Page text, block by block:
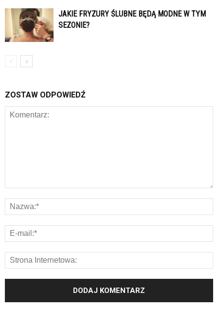
JAKIE FRYZURY ŚLUBNE BĘDĄ MODNE W TYM
SEZONIE?
ZOSTAW ODPOWIEDŹ